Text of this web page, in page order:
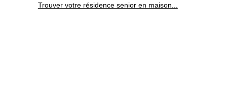
Trouver votre résidence senior en maison...